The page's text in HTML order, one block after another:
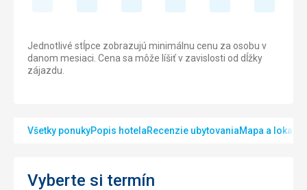
Jednotlivé stĺpce zobrazujú minimálnu cenu za osobu v
danom mesiaci. Cena sa môže líšiť v zavislosti od dĺžky
zájazdu.
Všetky ponukyPopis hotelaRecenzie ubytovaniaMapa a lokalita
Vyberte si termín